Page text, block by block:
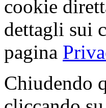
cookie
dettagli sui
pagina
Chiudendo